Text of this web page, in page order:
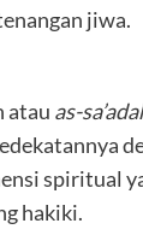
jiwa.
atau as-
spiritual
hakiki.